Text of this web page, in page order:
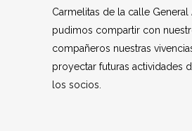
Carmelitas de la calle
pudimos compartir con
compañeros nuestras
proyectar futuras actividades
los socios.